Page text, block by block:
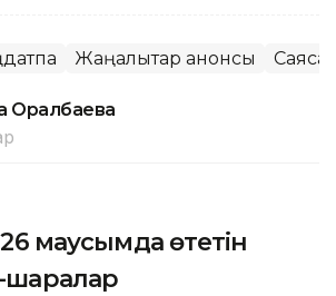
Жаңалықтар анонсы Саясат
Оралбаева
26 маусымда өтетін
шаралар